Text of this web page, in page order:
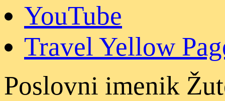
YouTube
Travel Yellow
Poslovni imenik